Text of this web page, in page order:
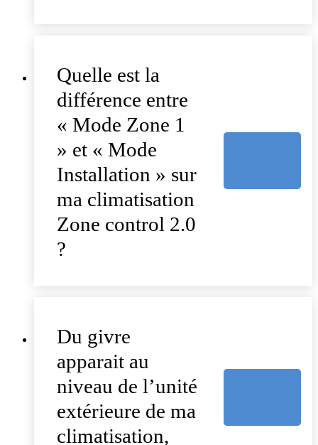
Quelle est la
différence entre
« Mode Zone 1
» et « Mode
Installation » sur
ma climatisation
Zone control 2.0
?
Du givre
apparait au
niveau de l’unité
extérieure de ma
climatisation,